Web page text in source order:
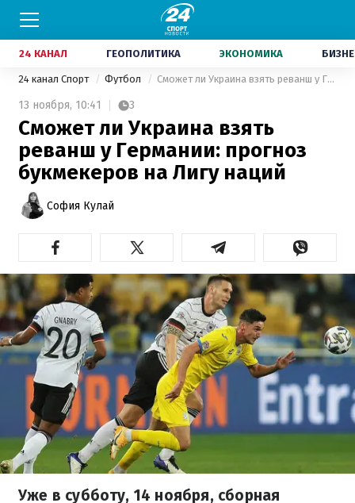
24 КАНАЛ ГЕОПОЛИТИКА ЭКОНОМИКА
24 канал Спорт Футбол Сможет ли Украина взять реванш у Германии: прогноз букмекеров на Лигу наций
13 ноября, 10:41 3
Сможет ли Украина взять
реванш у Германии: прогноз
букмекеров на Лигу наций
София Кулай
Уже в субботу, 14 ноября, сборная